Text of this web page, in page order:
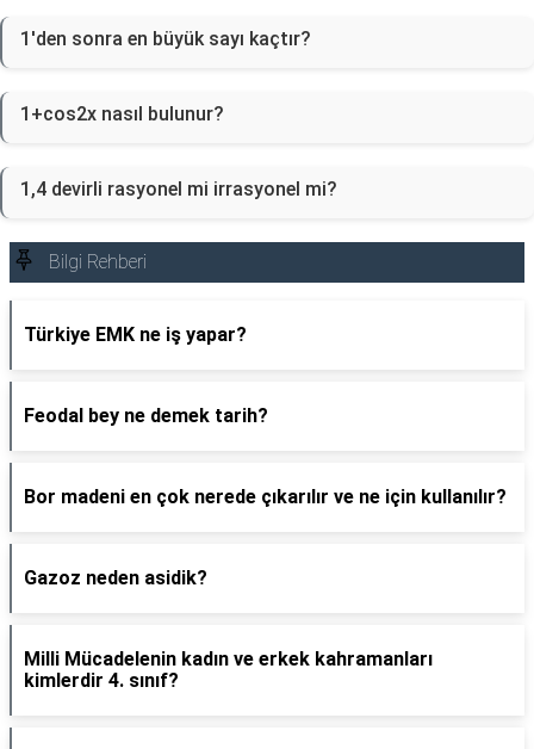
1'den sonra en büyük sayı kaçtır?
1+cos2x nasıl bulunur?
1,4 devirli rasyonel mi irrasyonel mi?
Bilgi Rehberi
Türkiye EMK ne iş yapar?
Feodal bey ne demek tarih?
Bor madeni en çok nerede çıkarılır ve ne için kullanılır?
Gazoz neden asidik?
Milli Mücadelenin kadın ve erkek kahramanları
kimlerdir 4. sınıf?